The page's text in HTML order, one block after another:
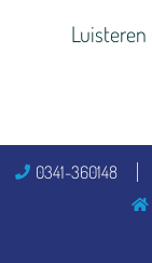
Luisteren
0341-360148